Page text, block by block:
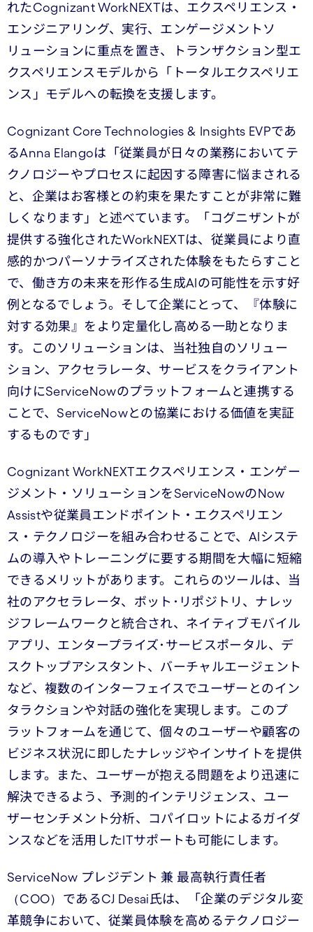
れたCognizant WorkNEXTは、エクスペリエンス・
エンジニアリング、実行、エンゲージメントソ
リューションに重点を置き、トランザクション型エ
クスペリエンスモデルから「トータルエクスペリエ
ンス」モデルへの転換を支援します。
Cognizant Core Technologies & Insights EVPであ
るAnna Elangoは「従業員が日々の業務においてテ
クノロジーやプロセスに起因する障害に悩まされる
と、企業はお客様との約束を果たすことが非常に難
しくなります」と述べています。「コグニザントが
提供する強化されたWorkNEXTは、従業員により直
感的かつパーソナライズされた体験をもたらすこと
で、働き方の未来を形作る生成AIの可能性を示す好
例となるでしょう。そして企業にとって、『体験に
対する効果』をより定量化し高める一助となりま
す。このソリューションは、当社独自のソリュー
ション、アクセラレータ、サービスをクライアント
向けにServiceNowのプラットフォームと連携する
ことで、ServiceNowとの協業における価値を実証
するものです」
Cognizant WorkNEXTエクスペリエンス・エンゲー
ジメント・ソリューションをServiceNowのNow
Assistや従業員エンドポイント・エクスペリエン
ス・テクノロジーを組み合わせることで、AIシステ
ムの導入やトレーニングに要する期間を大幅に短縮
できるメリットがあります。これらのツールは、当
社のアクセラレータ、ボット･リポジトリ、ナレッ
ジフレームワークと統合され、ネイティブモバイル
アプリ、エンタープライズ･サービスポータル、デ
スクトップアシスタント、バーチャルエージェント
など、複数のインターフェイスでユーザーとのイン
タラクションや対話の強化を実現します。このプ
ラットフォームを通じて、個々のユーザーや顧客の
ビジネス状況に即したナレッジやインサイトを提供
します。また、ユーザーが抱える問題をより迅速に
解決できるよう、予測的インテリジェンス、ユー
ザーセンチメント分析、コパイロットによるガイダ
ンスなどを活用したITサポートも可能にします。
ServiceNow プレジデント 兼 最高執行責任者
（COO）であるCJ Desai氏は、「企業のデジタル変
革競争において、従業員体験を高めるテクノロジー